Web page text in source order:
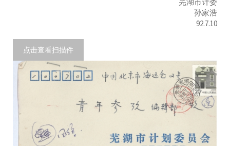
孙家浩
92.7.10